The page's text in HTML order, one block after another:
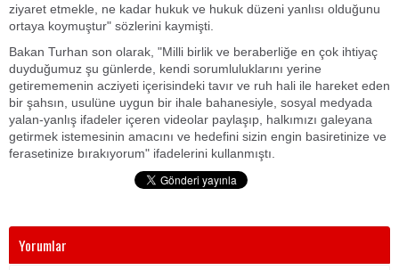
ziyaret etmekle, ne kadar hukuk ve hukuk düzeni yanlısı olduğunu
ortaya koymuştur" sözlerini kaymişti.
Bakan Turhan son olarak, "Milli birlik ve beraberliğe en çok ihtiyaç
duyduğumuz şu günlerde, kendi sorumluluklarını yerine
getirememenin acziyeti içerisindeki tavır ve ruh hali ile hareket eden
bir şahsın, usulüne uygun bir ihale bahanesiyle, sosyal medyada
yalan-yanlış ifadeler içeren videolar paylaşıp, halkımızı galeyana
getirmek istemesinin amacını ve hedefini sizin engin basiretinize ve
ferasetinize bırakıyorum" ifadelerini kullanmıştı.
Yorumlar